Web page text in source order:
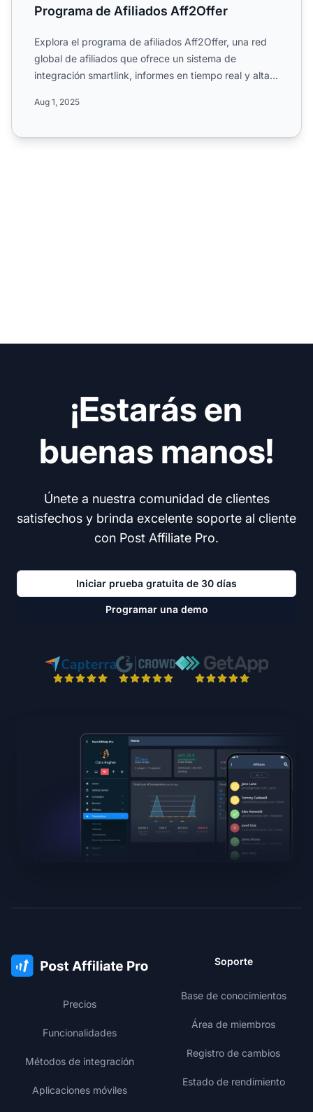
Programa de Afiliados Aff2Offer
Explora el programa de afiliados Aff2Offer, una red
global de afiliados que ofrece un sistema de
integración smartlink, informes en tiempo real y altas
Aug 1, 2025
¡Estarás en
buenas manos!
Únete a nuestra comunidad de clientes
satisfechos y brinda excelente soporte al cliente
con Post Affiliate Pro.
Iniciar prueba gratuita de 30 días
Programar una demo
Precios
Funcionalidades
Métodos de integración
Aplicaciones móviles
Soporte
Base de conocimientos
Área de miembros
Registro de cambios
Estado de rendimiento